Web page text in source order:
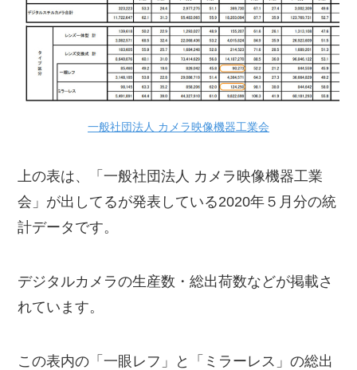
一般社団法人 カメラ映像機器工業会
上の表は、「一般社団法人 カメラ映像機器工業
会」が出してるが発表している2020年５月分の統
計データです。
デジタルカメラの生産数・総出荷数などが掲載さ
れています。
この表内の「一眼レフ」と「ミラーレス」の総出